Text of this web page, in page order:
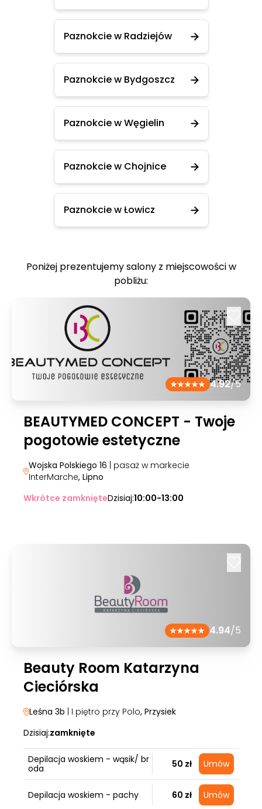
Paznokcie w Radziejów
Paznokcie w Bydgoszcz
Paznokcie w Węgielin
Paznokcie w Chojnice
Paznokcie w Łowicz
Poniżej prezentujemy salony z miejscowości w
pobliżu:
4.92/5
BEAUTYMED CONCEPT - Twoje
pogotowie estetyczne
Wojska Polskiego 16 | pasaż w markecie
InterMarche, Lipno
Wkrótce zamknięteDzisiaj:10:00-13:00
4.94/5
Beauty Room Katarzyna
Cieciórska
Leśna 3b | I piętro przy Polo, Przysiek
Dzisiaj:zamknięte
Depilacja woskiem - wąsik/ br
oda
50 zł Umów
Depilacja woskiem - pachy 60 zł Umów